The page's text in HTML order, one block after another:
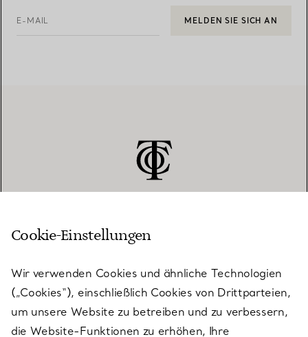
E-MAIL MELDEN SIE SICH AN
KUNDENSERVICE
SERVICES
Cookie-Einstellungen
Wir verwenden Cookies und ähnliche Technologien
(„Cookies“), einschließlich Cookies von Drittparteien,
um unsere Website zu betreiben und zu verbessern,
die Website-Funktionen zu erhöhen, Ihre